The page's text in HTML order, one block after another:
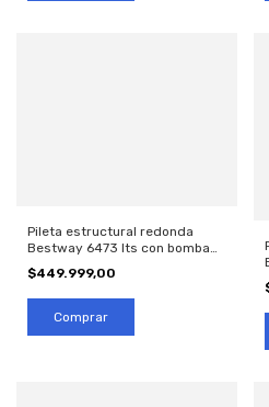
Pileta estructural redonda
Bestway 6473 lts con bomba
$449.999,00